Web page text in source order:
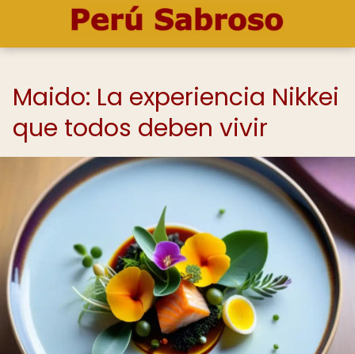
Maido: La experiencia Nikkei
que todos deben vivir